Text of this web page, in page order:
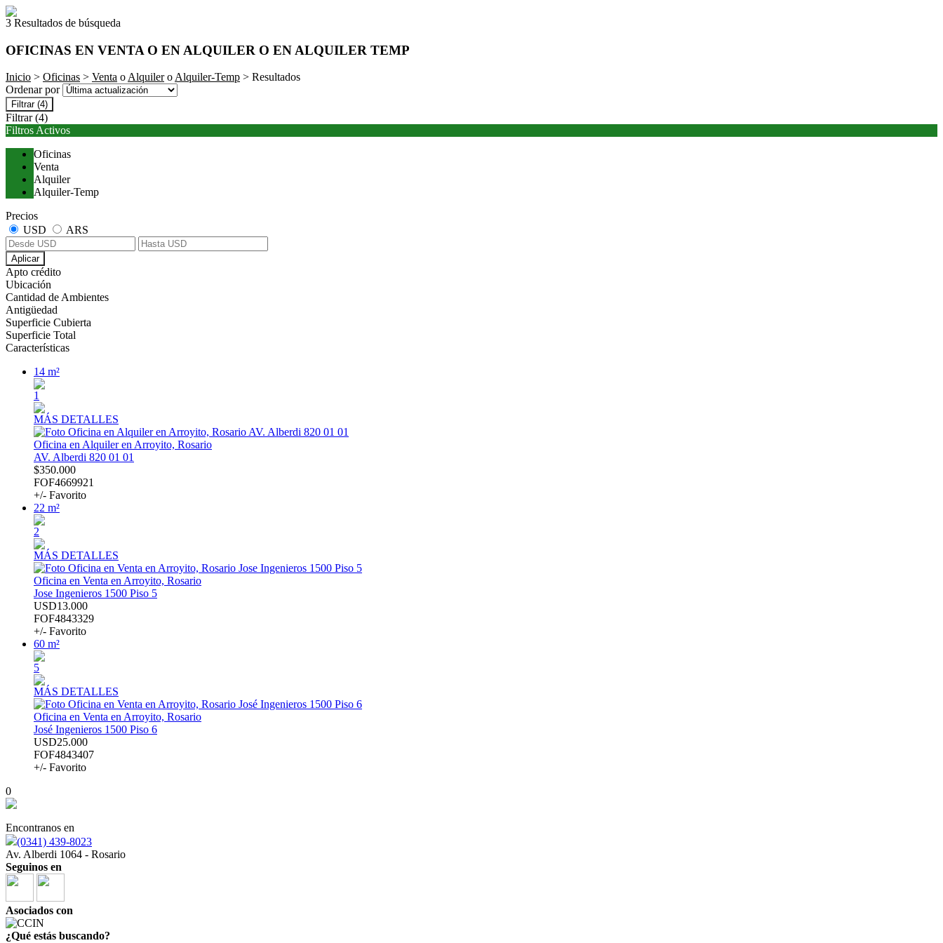
3 Resultados de búsqueda
OFICINAS EN VENTA O EN ALQUILER O EN ALQUILER TEMP
Inicio > Oficinas > Venta oAlquileroAlquiler-Temp > Resultados
Ordenar por
Filtrar (4)
Filtrar (4)
Filtros Activos
Oficinas
Venta
Alquiler
Alquiler-Temp
Precios
USD
ARS
Aplicar
Apto crédito
Ubicación
Cantidad de Ambientes
Antigüedad
Superficie Cubierta
Superficie Total
Características
14 m²
1
MÁS DETALLES
Oficina en Alquiler en Arroyito, Rosario
AV. Alberdi 820 01 01
$350.000
FOF4669921
+/- Favorito
22 m²
2
MÁS DETALLES
Oficina en Venta en Arroyito, Rosario
Jose Ingenieros 1500 Piso 5
USD13.000
FOF4843329
+/- Favorito
60 m²
5
MÁS DETALLES
Oficina en Venta en Arroyito, Rosario
José Ingenieros 1500 Piso 6
USD25.000
FOF4843407
+/- Favorito
0
Encontranos en
(0341) 439-8023
Av. Alberdi 1064 - Rosario
Seguinos en
Asociados con
¿Qué estás buscando?